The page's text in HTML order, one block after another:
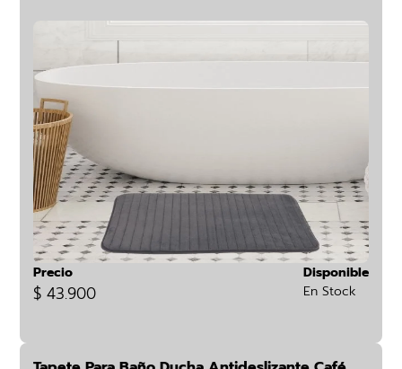
Precio
$ 43.900
Disponible
En Stock